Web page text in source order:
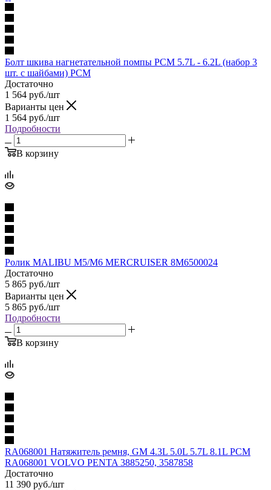
Болт шкива нагнетательной помпы PCM 5.7L - 6.2L (набор 3
шт. с шайбами) PCM
Достаточно
1 564 руб./шт
Варианты цен
1 564 руб./шт
Подробности
В корзину
Ролик MALIBU M5/M6 MERCRUISER 8M6500024
Достаточно
5 865 руб./шт
Варианты цен
5 865 руб./шт
Подробности
В корзину
RA068001 Натяжитель ремня, GM 4.3L 5.0L 5.7L 8.1L PCM
RA068001 VOLVO PENTA 3885250, 3587858
Достаточно
11 390 руб./шт